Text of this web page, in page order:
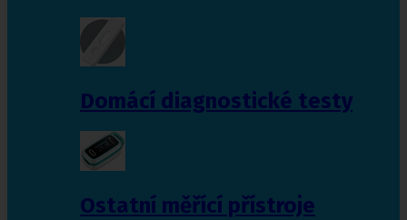
Domácí diagnostické testy
Ostatní měřící přístroje